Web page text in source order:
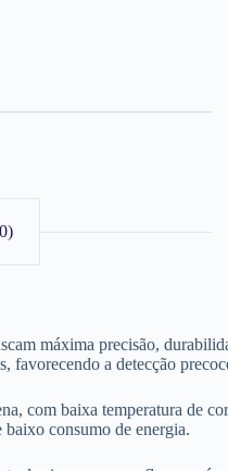
máxima precisão,
favorecendo a detecção
com baixa temperatura de
consumo de energia.